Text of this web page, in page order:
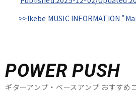
>>Ikebe MUSIC INFORMATION
POWER PUSH
ギターアンプ・ベースアンプ おすすめ